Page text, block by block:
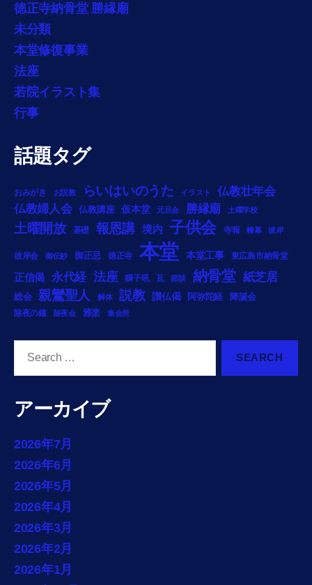
徳正寺納骨堂 勝縁廟
未分類
本堂修復事業
法座
若院イラスト集
行事
話題タグ
おみがき お説教 らいはいのうた イラスト
仏教壮年会
仏教婦人会
仏教講座 仮本堂 元旦会 勝縁廟 土曜学校
土曜開放 基礎 報恩講 境内 子供会 寺報 幔幕 彼岸
彼岸会 御伝鈔 御正忌 徳正寺 本堂 本堂工事 東広島市納骨堂
正信偈 永代経 法座 獅子吼 瓦 節談 納骨堂 紙芝居
総会 親鸞聖人 解体 説教 讃仏偈 阿弥陀経 降誕会
除夜の鐘 除夜会 雅楽 集会所
アーカイブ
2026年7月
2026年6月
2026年5月
2026年4月
2026年3月
2026年2月
2026年1月